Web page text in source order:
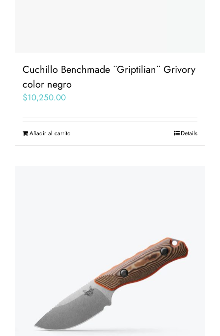
Cuchillo Benchmade ¨Griptilian¨ Grivory
color negro
$10,250.00
Añadir al carrito Details